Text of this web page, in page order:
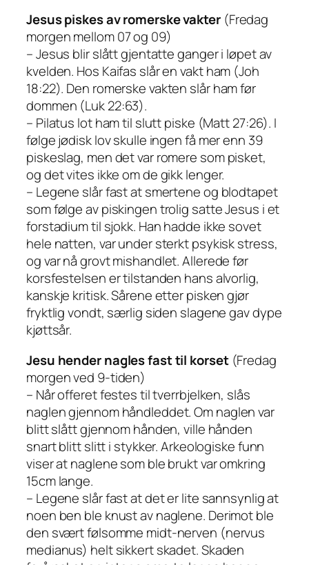
Jesus piskes av romerske vakter (Fredag
morgen mellom 07 og 09)
– Jesus blir slått gjentatte ganger i løpet av
kvelden. Hos Kaifas slår en vakt ham (Joh
18:22). Den romerske vakten slår ham før
dommen (Luk 22:63).
– Pilatus lot ham til slutt piske (Matt 27:26). I
følge jødisk lov skulle ingen få mer enn 39
piskeslag, men det var romere som pisket,
og det vites ikke om de gikk lenger.
– Legene slår fast at smertene og blodtapet
som følge av piskingen trolig satte Jesus i et
forstadium til sjokk. Han hadde ikke sovet
hele natten, var under sterkt psykisk stress,
og var nå grovt mishandlet. Allerede før
korsfestelsen er tilstanden hans alvorlig,
kanskje kritisk. Sårene etter pisken gjør
fryktlig vondt, særlig siden slagene gav dype
kjøttsår.
Jesu hender nagles fast til korset(Fredag
morgen ved 9-tiden)
– Når offeret festes til tverrbjelken, slås
naglen gjennom håndleddet. Om naglen var
blitt slått gjennom hånden, ville hånden
snart blitt slitt i stykker. Arkeologiske funn
viser at naglene som ble brukt var omkring
15cm lange.
– Legene slår fast at det er lite sannsynlig at
noen ben ble knust av naglene. Derimot ble
den svært følsomme midt-nerven (nervus
medianus) helt sikkert skadet. Skaden